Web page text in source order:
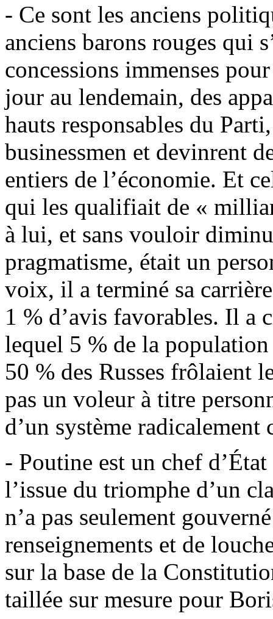
- Ce sont les anciens
anciens barons rouges qui
concessions immenses
jour au lendemain, des
hauts responsables du
businessmen et devinrent
entiers de l’économie. Et
qui les qualifiait de «
à lui, et sans vouloir
pragmatisme, était un
voix, il a terminé sa
1 % d’avis favorables. Il a
lequel 5 % de la population
50 % des Russes frôlaient
pas un voleur à titre
d’un système radicalement
- Poutine est un chef
l’issue du triomphe d’un
n’a pas seulement
renseignements et de
sur la base de la
taillée sur mesure pour